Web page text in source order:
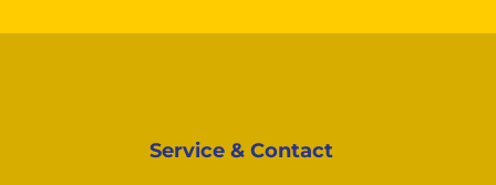
Service & Contact